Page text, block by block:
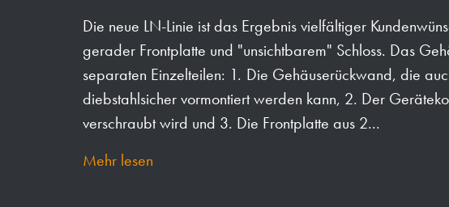
Die neue LN-Linie ist das Ergebnis vielfältiger
gerader Frontplatte und "unsichtbarem" Schloss. Das
separaten Einzelteilen: 1. Die Gehäuserückwand, die
diebstahlsicher vormontiert werden kann, 2. Der
verschraubt wird und 3. Die Frontplatte aus 2...
Mehr lesen